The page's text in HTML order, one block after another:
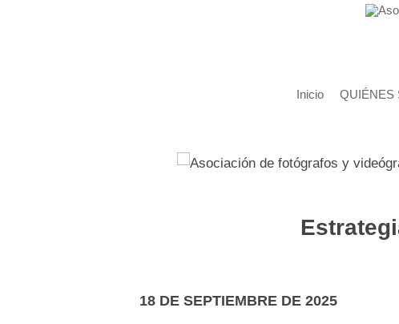
Inicio QUIÉNES
18 DE SEPTIEMBRE DE 2025